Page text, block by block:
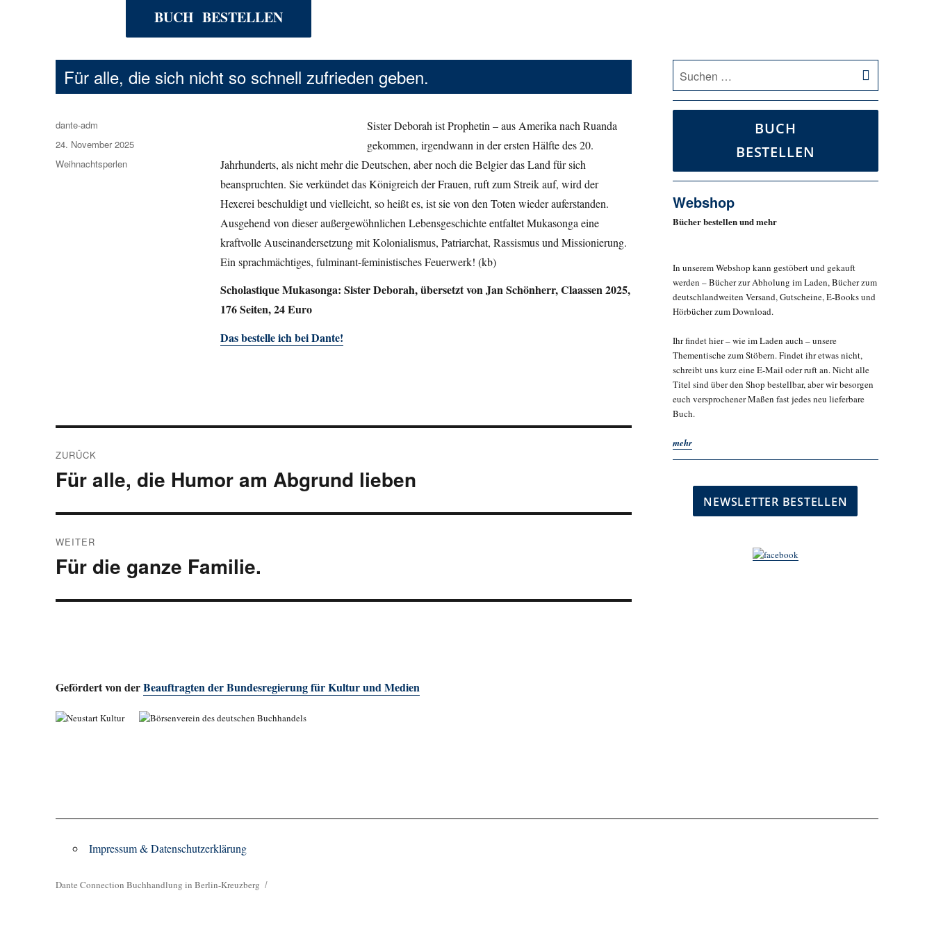
BUCH BESTELLEN
Für alle, die sich nicht so schnell zufrieden geben.
Sister Deborah ist Prophetin – aus Amerika nach Ruanda
gekommen, irgendwann in der ersten Hälfte des 20.
Jahrhunderts, als nicht mehr die Deutschen, aber noch die Belgier das Land für sich
beanspruchten. Sie verkündet das Königreich der Frauen, ruft zum Streik auf, wird der
Hexerei beschuldigt und vielleicht, so heißt es, ist sie von den Toten wieder auferstanden.
Ausgehend von dieser außergewöhnlichen Lebensgeschichte entfaltet Mukasonga eine
kraftvolle Auseinandersetzung mit Kolonialismus, Patriarchat, Rassismus und Missionierung.
Ein sprachmächtiges, fulminant-feministisches Feuerwerk! (kb)
Scholastique Mukasonga: Sister Deborah, übersetzt von Jan Schönherr, Claassen 2025,
176 Seiten, 24 Euro
Das bestelle ich bei Dante!
Autor
dante-adm
Veröffentlicht
am
24. November 2025
Kategorien
Weihnachtsperlen
ZURÜCK
Vorheriger
Für alle, die Humor am Abgrund lieben
WEITER
Nächster
Für die ganze Familie.
Gefördert von derBeauftragten der Bundesregierung für Kultur und Medien
nach:
BUCH
BESTELLEN
Webshop
Bücher bestellen und mehr
In unserem Webshop kann gestöbert und gekauft
werden – Bücher zur Abholung im Laden, Bücher zum
deutschlandweiten Versand, Gutscheine, E-Books und
Hörbücher zum Download.
Ihr findet hier – wie im Laden auch – unsere
Thementische zum Stöbern. Findet ihr etwas nicht,
schreibt uns kurz eine E-Mail oder ruft an. Nicht alle
Titel sind über den Shop bestellbar, aber wir besorgen
euch versprochener Maßen fast jedes neu lieferbare
Buch.
mehr
Impressum & Datenschutzerklärung
Dante Connection Buchhandlung in Berlin-Kreuzberg